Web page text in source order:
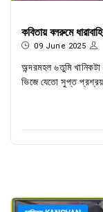
কবিতায় বলরুমে
09 June 2025
অন্দরমহল ৬তুমি খানিকটা
ভিজে যেতো সুপ্ত